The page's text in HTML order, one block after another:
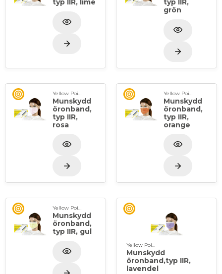
typ IIR, lime
typ IIR,
grön
Yellow Point
Munskydd
öronband,
typ IIR,
rosa
Yellow Point
Munskydd
öronband,
typ IIR,
orange
Yellow Point
Munskydd
öronband,
typ IIR, gul
Yellow Point
Munskydd
öronband,typ IIR,
lavendel